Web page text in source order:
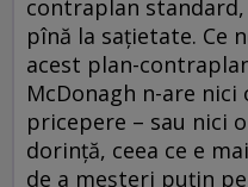
contraplan
pînă la sațietate. Ce
acest plan-
McDonagh n-are nici
pricepere – sau nici o
dorință, ceea ce e
de a meșteri puțin